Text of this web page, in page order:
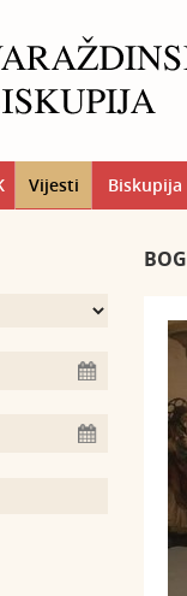
Vijesti Biskupija